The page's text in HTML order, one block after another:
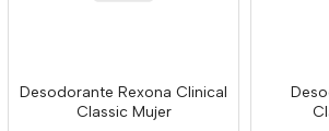
Desodorante Rexona Clinical
Classic Mujer